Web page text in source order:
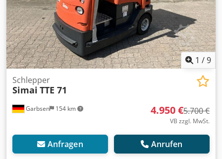
Gerne organisieren wir Ihnen einen kostengünstigen
Transport. Wir sind offizieller Partner von Jungheinrich
Deutschland. Arbeitsscheinwerfer hinten,
Arbeitsscheinwerfer vorn, Halbkabine, STVZO,
1 /9
Garbsen 154 km
Schlepper
Simai TTE 71
4.950 €5.700 €
VB zzgl. MwSt.
Anfragen Anrufen